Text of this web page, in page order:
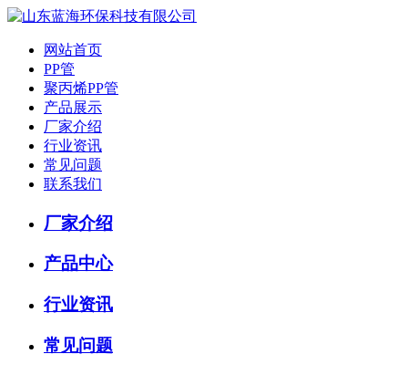
网站首页
PP管
聚丙烯PP管
产品展示
厂家介绍
行业资讯
常见问题
联系我们
厂家介绍
产品中心
行业资讯
常见问题